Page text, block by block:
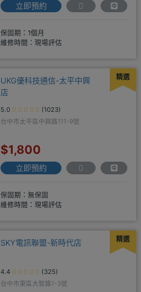
立即預約
保固期：1個月
維修時間：現場評估
精選
UKG優科技通信-太平中興
店
5.0
(1023)
台中市太平區中興路111-9號
$1,800
立即預約
保固期：無保固
維修時間：現場評估
精選
SKY電訊聯盟-新時代店
4.4
(325)
台中市東區大智路1-3號